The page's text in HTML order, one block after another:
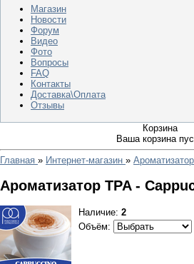
Магазин
Новости
Форум
Видео
Фото
Вопросы
FAQ
Контакты
Доставка\Оплата
Отзывы
Корзина
Ваша корзина
Главная » Интернет-магазин »
Ароматизатор TPA -
Наличие: 2
Объём: